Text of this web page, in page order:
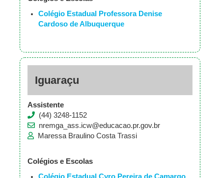
Colégio Estadual Professora Denise
Cardoso de Albuquerque
Iguaraçu
Assistente
(44) 3248-1152
nremga_ass.icw@educacao.pr.gov.br
Maressa Braulino Costa Trassi
Colégios e Escolas